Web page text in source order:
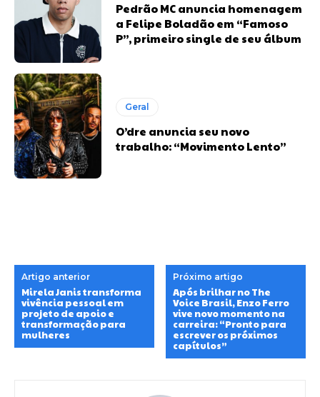
Pedrão MC anuncia homenagem
a Felipe Boladão em “Famoso
P”, primeiro single de seu álbum
Geral
O’dre anuncia seu novo
trabalho: “Movimento Lento”
Artigo anterior
Mirela Janis transforma
vivência pessoal em
projeto de apoio e
transformação para
mulheres
Próximo artigo
Após brilhar no The
Voice Brasil, Enzo Ferro
vive novo momento na
carreira: “Pronto para
escrever os próximos
capítulos”